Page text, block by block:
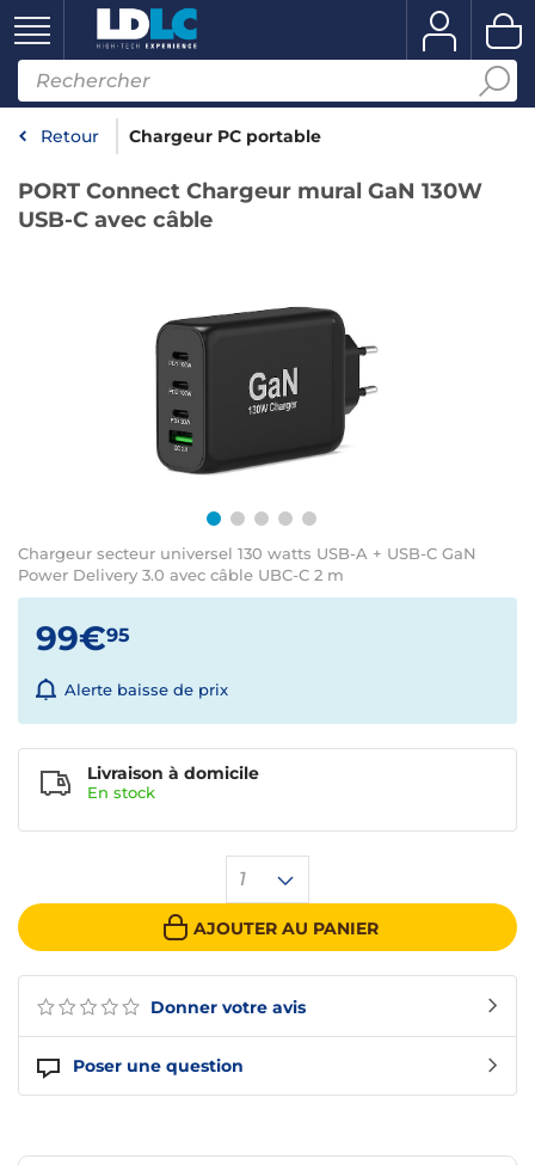
Retour Chargeur PC portable
PORT Connect Chargeur mural GaN 130W
USB-C avec câble
Chargeur secteur universel 130 watts USB-A + USB-C GaN
Power Delivery 3.0 avec câble UBC-C 2 m
Donner votre avis
Poser une question
99€95
Alerte baisse de prix
1
AJOUTER AU PANIER
Livraison à domicile
En stock